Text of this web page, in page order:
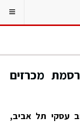
מכרזים
עסקי תל אביב,